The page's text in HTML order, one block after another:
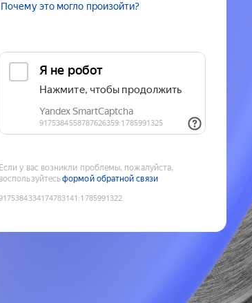
Почему это могло произойти?
Если у вас возникли проблемы, пожалуйста,
воспользуйтесьформой обратной связи
:1785991322